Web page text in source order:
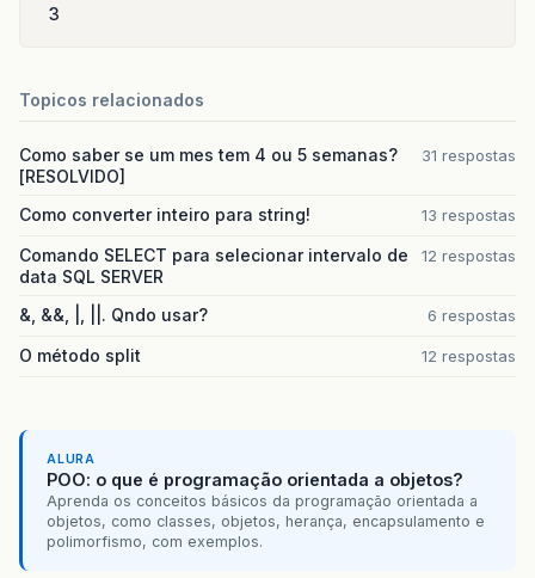
3
Topicos relacionados
Como saber se um mes tem 4 ou 5 semanas?
[RESOLVIDO]
31 respostas
Como converter inteiro para string! 13 respostas
Comando SELECT para selecionar intervalo de
data SQL SERVER
12 respostas
&, &&, |, ||. Qndo usar? 6 respostas
O método split 12 respostas
ALURA
POO: o que é programação orientada a objetos?
Aprenda os conceitos básicos da programação orientada a
objetos, como classes, objetos, herança, encapsulamento e
polimorfismo, com exemplos.